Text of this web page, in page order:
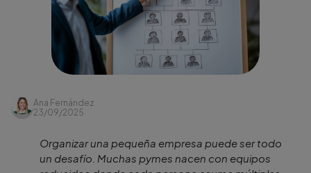
Ana Fernández
23/09/2025
Organizar una pequeña empresa puede ser todo
un desafío. Muchas pymes nacen con equipos